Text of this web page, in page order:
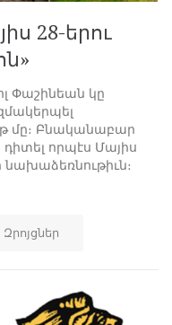
28-երու
Փաշինեան կը
մը։ Բնականաբար
որպէս Մայիս